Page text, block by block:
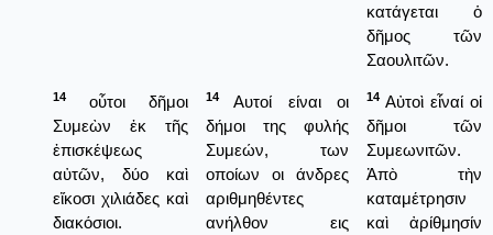
κατάγεται ὁ
δῆμος τῶν
Σαουλιτῶν.
14
οὗτοι δῆμοι
Συμεὼν ἐκ τῆς
ἐπισκέψεως
αὐτῶν, δύο καὶ
εἴκοσι χιλιάδες καὶ
διακόσιοι.
14
Αυτοί είναι οι
δήμοι της φυλής
Συμεών, των
οποίων οι άνδρες
αριθμηθέντες
ανήλθον εις
14 Αὐτοὶ εἶναί οἱ
δῆμοι τῶν
Συμεωνιτῶν.
Ἀπὸ τὴν
καταμέτρησιν
καὶ ἀρίθμησίν